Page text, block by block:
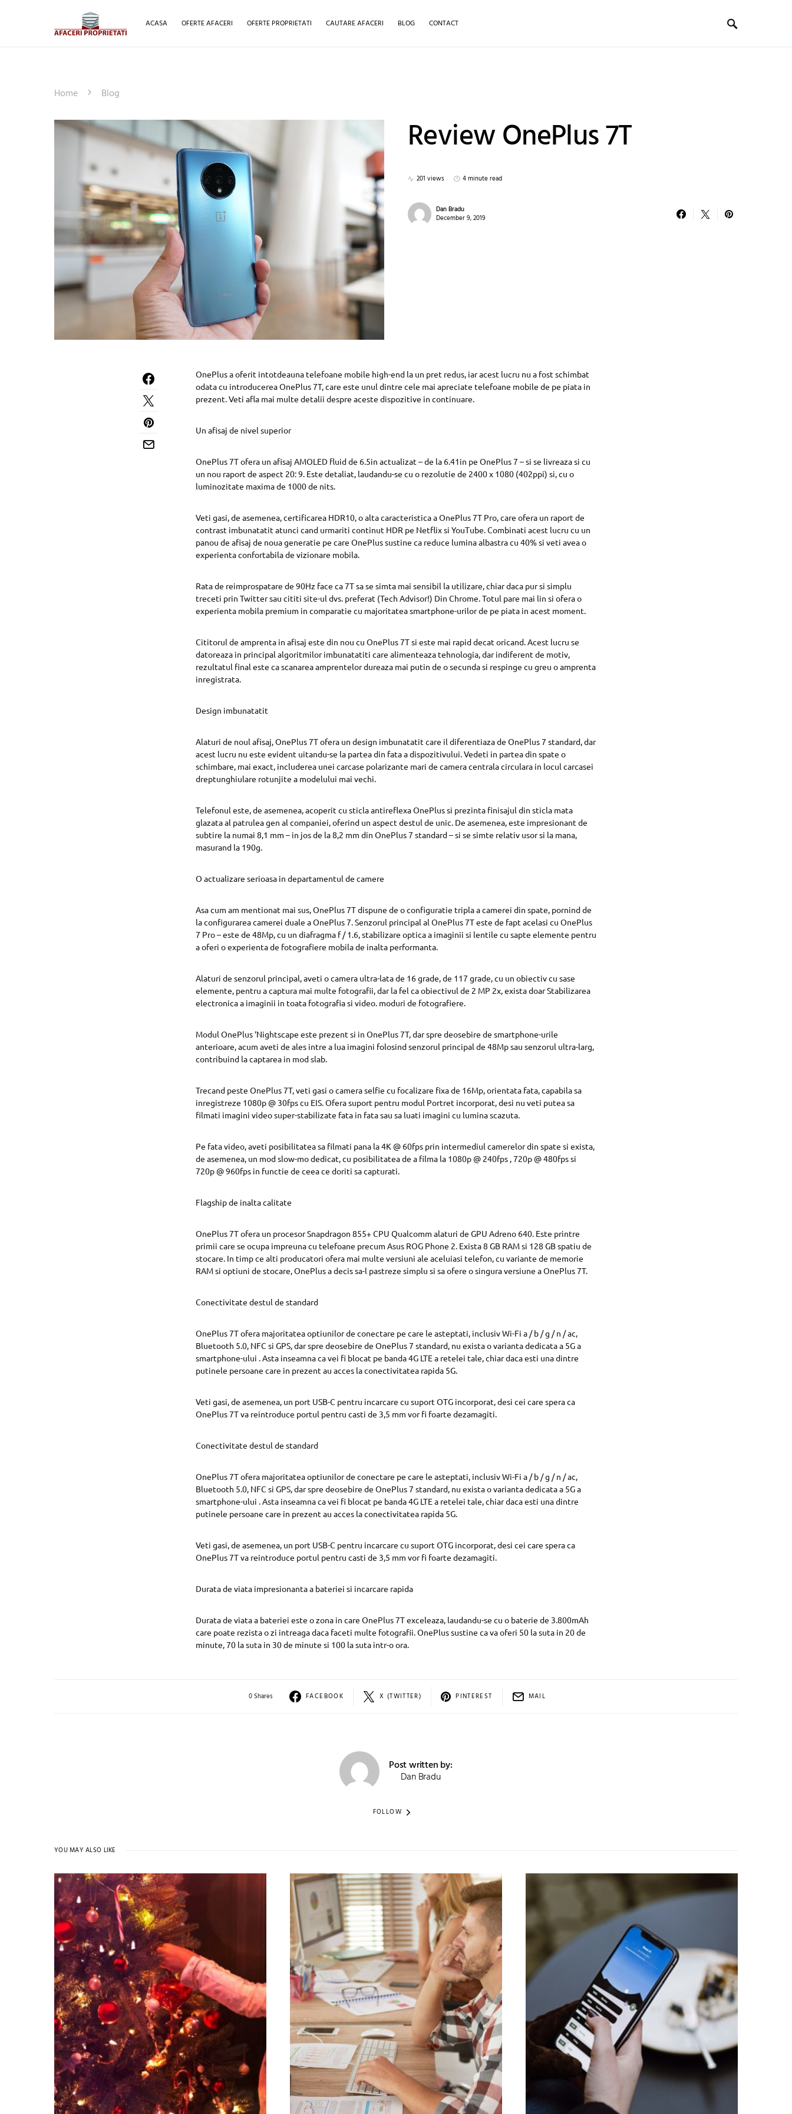
ACASA OFERTE AFACERI OFERTE PROPRIETATI CAUTARE AFACERI BLOG CONTACT
Home Blog
Review OnePlus 7T
201 views 4 minute read
Dan Bradu
December 9, 2019
OnePlus a oferit intotdeauna telefoane mobile high-end la un pret redus, iar acest lucru nu a fost schimbat
odata cu introducerea OnePlus 7T, care este unul dintre cele mai apreciate telefoane mobile de pe piata in
prezent. Veti afla mai multe detalii despre aceste dispozitive in continuare.
Un afisaj de nivel superior
OnePlus 7T ofera un afisaj AMOLED fluid de 6.5in actualizat – de la 6.41in pe OnePlus 7 – si se livreaza si cu
un nou raport de aspect 20: 9. Este detaliat, laudandu-se cu o rezolutie de 2400 x 1080 (402ppi) si, cu o
luminozitate maxima de 1000 de nits.
Veti gasi, de asemenea, certificarea HDR10, o alta caracteristica a OnePlus 7T Pro, care ofera un raport de
contrast imbunatatit atunci cand urmariti continut HDR pe Netflix si YouTube. Combinati acest lucru cu un
panou de afisaj de noua generatie pe care OnePlus sustine ca reduce lumina albastra cu 40% si veti avea o
experienta confortabila de vizionare mobila.
Rata de reimprospatare de 90Hz face ca 7T sa se simta mai sensibil la utilizare, chiar daca pur si simplu
treceti prin Twitter sau cititi site-ul dvs. preferat (Tech Advisor!) Din Chrome. Totul pare mai lin si ofera o
experienta mobila premium in comparatie cu majoritatea smartphone-urilor de pe piata in acest moment.
Cititorul de amprenta in afisaj este din nou cu OnePlus 7T si este mai rapid decat oricand. Acest lucru se
datoreaza in principal algoritmilor imbunatatiti care alimenteaza tehnologia, dar indiferent de motiv,
rezultatul final este ca scanarea amprentelor dureaza mai putin de o secunda si respinge cu greu o amprenta
inregistrata.
Design imbunatatit
Alaturi de noul afisaj, OnePlus 7T ofera un design imbunatatit care il diferentiaza de OnePlus 7 standard, dar
acest lucru nu este evident uitandu-se la partea din fata a dispozitivului. Vedeti in partea din spate o
schimbare, mai exact, includerea unei carcase polarizante mari de camera centrala circulara in locul carcasei
dreptunghiulare rotunjite a modelului mai vechi.
Telefonul este, de asemenea, acoperit cu sticla antireflexa OnePlus si prezinta finisajul din sticla mata
glazata al patrulea gen al companiei, oferind un aspect destul de unic. De asemenea, este impresionant de
subtire la numai 8,1 mm – in jos de la 8,2 mm din OnePlus 7 standard – si se simte relativ usor si la mana,
masurand la 190g.
O actualizare serioasa in departamentul de camere
Asa cum am mentionat mai sus, OnePlus 7T dispune de o configuratie tripla a camerei din spate, pornind de
la configurarea camerei duale a OnePlus 7. Senzorul principal al OnePlus 7T este de fapt acelasi cu OnePlus
7 Pro – este de 48Mp, cu un diafragma f / 1.6, stabilizare optica a imaginii si lentile cu sapte elemente pentru
a oferi o experienta de fotografiere mobila de inalta performanta.
Alaturi de senzorul principal, aveti o camera ultra-lata de 16 grade, de 117 grade, cu un obiectiv cu sase
elemente, pentru a captura mai multe fotografii, dar la fel ca obiectivul de 2 MP 2x, exista doar Stabilizarea
electronica a imaginii in toata fotografia si video. moduri de fotografiere.
Modul OnePlus ‘Nightscape este prezent si in OnePlus 7T, dar spre deosebire de smartphone-urile
anterioare, acum aveti de ales intre a lua imagini folosind senzorul principal de 48Mp sau senzorul ultra-larg,
contribuind la captarea in mod slab.
Trecand peste OnePlus 7T, veti gasi o camera selfie cu focalizare fixa ​​de 16Mp, orientata fata, capabila sa
inregistreze 1080p @ 30fps cu EIS. Ofera suport pentru modul Portret incorporat, desi nu veti putea sa
filmati imagini video super-stabilizate fata in fata sau sa luati imagini cu lumina scazuta.
Pe fata video, aveti posibilitatea sa filmati pana la 4K @ 60fps prin intermediul camerelor din spate si exista,
de asemenea, un mod slow-mo dedicat, cu posibilitatea de a filma la 1080p @ 240fps , 720p @ 480fps si
720p @ 960fps in functie de ceea ce doriti sa capturati.
Flagship de inalta calitate
OnePlus 7T ofera un procesor Snapdragon 855+ CPU Qualcomm alaturi de GPU Adreno 640. Este printre
primii care se ocupa impreuna cu telefoane precum Asus ROG Phone 2. Exista 8 GB RAM si 128 GB spatiu de
stocare. In timp ce alti producatori ofera mai multe versiuni ale aceluiasi telefon, cu variante de memorie
RAM si optiuni de stocare, OnePlus a decis sa-l pastreze simplu si sa ofere o singura versiune a OnePlus 7T.
Conectivitate destul de standard
OnePlus 7T ofera majoritatea optiunilor de conectare pe care le asteptati, inclusiv Wi-Fi a / b / g / n / ac,
Bluetooth 5.0, NFC si GPS, dar spre deosebire de OnePlus 7 standard, nu exista o varianta dedicata a 5G a
smartphone-ului . Asta inseamna ca vei fi blocat pe banda 4G LTE a retelei tale, chiar daca esti una dintre
putinele persoane care in prezent au acces la conectivitatea rapida 5G.
Veti gasi, de asemenea, un port USB-C pentru incarcare cu suport OTG incorporat, desi cei care spera ca
OnePlus 7T va reintroduce portul pentru casti de 3,5 mm vor fi foarte dezamagiti.
Conectivitate destul de standard
OnePlus 7T ofera majoritatea optiunilor de conectare pe care le asteptati, inclusiv Wi-Fi a / b / g / n / ac,
Bluetooth 5.0, NFC si GPS, dar spre deosebire de OnePlus 7 standard, nu exista o varianta dedicata a 5G a
smartphone-ului . Asta inseamna ca vei fi blocat pe banda 4G LTE a retelei tale, chiar daca esti una dintre
putinele persoane care in prezent au acces la conectivitatea rapida 5G.
Veti gasi, de asemenea, un port USB-C pentru incarcare cu suport OTG incorporat, desi cei care spera ca
OnePlus 7T va reintroduce portul pentru casti de 3,5 mm vor fi foarte dezamagiti.
Durata de viata impresionanta a bateriei si incarcare rapida
Durata de viata a bateriei este o zona in care OnePlus 7T exceleaza, laudandu-se cu o baterie de 3.800mAh
care poate rezista o zi intreaga daca faceti multe fotografii. OnePlus sustine ca va oferi 50 la suta in 20 de
minute, 70 la suta in 30 de minute si 100 la suta intr-o ora.
0 Shares FACEBOOK X (TWITTER) PINTEREST MAIL
Post written by:
Dan Bradu
FOLLOW
YOU MAY ALSO LIKE